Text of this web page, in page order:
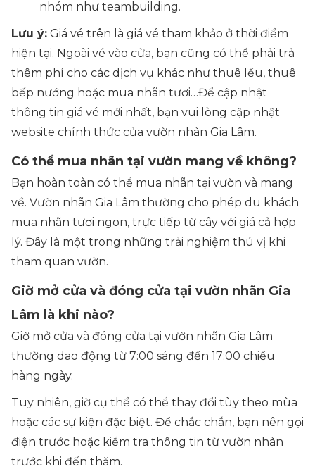
nhóm như teambuilding.
Lưu ý: Giá vé trên là giá vé tham khảo ở thời điểm
hiện tại. Ngoài vé vào cửa, bạn cũng có thể phải trả
thêm phí cho các dịch vụ khác như thuê lều, thuê
bếp nướng hoặc mua nhãn tươi…Để cập nhật
thông tin giá vé mới nhất, bạn vui lòng cập nhật
website chính thức của vườn nhãn Gia Lâm.
Có thể mua nhãn tại vườn mang về không?
Bạn hoàn toàn có thể mua nhãn tại vườn và mang
về. Vườn nhãn Gia Lâm thường cho phép du khách
mua nhãn tươi ngon, trực tiếp từ cây với giá cả hợp
lý. Đây là một trong những trải nghiệm thú vị khi
tham quan vườn.
Giờ mở cửa và đóng cửa tại vườn nhãn Gia
Lâm là khi nào?
Giờ mở cửa và đóng cửa tại vườn nhãn Gia Lâm
thường dao động từ 7:00 sáng đến 17:00 chiều
hàng ngày.
Tuy nhiên, giờ cụ thể có thể thay đổi tùy theo mùa
hoặc các sự kiện đặc biệt. Để chắc chắn, bạn nên gọi
điện trước hoặc kiểm tra thông tin từ vườn nhãn
trước khi đến thăm.